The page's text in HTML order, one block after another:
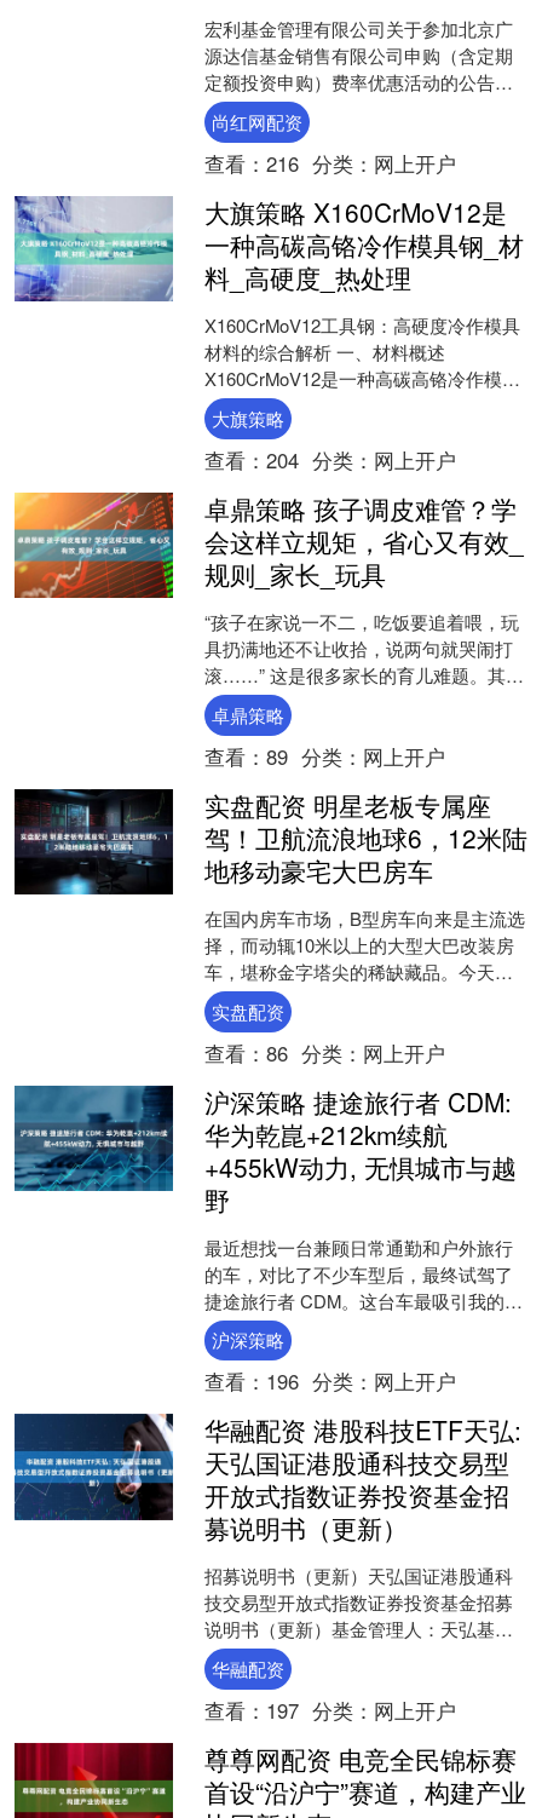
宏利基金管理有限公司关于参加北京广
源达信基金销售有限公司申购（含定期
定额投资申购）费率优惠活动的公告为
满足广大投资者的理财需求，经与北京
广源达信基金销售有限公司....
尚红网配资
查看： 216 分类： 网上开户
大旗策略 X160CrMoV12是
一种高碳高铬冷作模具钢_材
料_高硬度_热处理
X160CrMoV12工具钢：高硬度冷作模具
材料的综合解析 一、材料概述
X160CrMoV12是一种高碳高铬冷作模具
钢（对应欧洲标准1.2379或美国D2
钢）....
大旗策略
查看： 204 分类： 网上开户
卓鼎策略 孩子调皮难管？学
会这样立规矩，省心又有效_
规则_家长_玩具
“孩子在家说一不二，吃饭要追着喂，玩
具扔满地还不让收拾，说两句就哭闹打
滚……” 这是很多家长的育儿难题。其
实，给孩子立好规矩，才能让他们懂得
边界，学会自律。 去....
卓鼎策略
查看： 89 分类： 网上开户
实盘配资 明星老板专属座
驾！卫航流浪地球6，12米陆
地移动豪宅大巴房车
在国内房车市场，B型房车向来是主流选
择，而动辄10米以上的大型大巴改装房
车，堪称金字塔尖的稀缺藏品。今天，
我们就来深度了解这款由深耕B型房车15
年的卫航出品，耗....
实盘配资
查看： 86 分类： 网上开户
沪深策略 捷途旅行者 CDM:
华为乾崑+212km续航
+455kW动力, 无惧城市与越
野
最近想找一台兼顾日常通勤和户外旅行
的车，对比了不少车型后，最终试驾了
捷途旅行者 CDM。这台车最吸引我的，
是华为乾崑辅助驾驶ADS 4、212km 纯
电续航、4....
沪深策略
查看： 196 分类： 网上开户
华融配资 港股科技ETF天弘:
天弘国证港股通科技交易型
开放式指数证券投资基金招
募说明书（更新）
招募说明书（更新）天弘国证港股通科
技交易型开放式指数证券投资基金招募
说明书（更新）基金管理人：天弘基金
管理有限公司基金托管人：中国建设银
行股份有限公司日期：二〇....
华融配资
查看： 197 分类： 网上开户
尊尊网配资 电竞全民锦标赛
首设“沿沪宁”赛道，构建产业